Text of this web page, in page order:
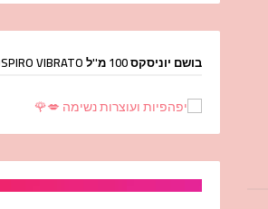
בושם יוניסקס 100 מ''ל SOSPIRO VIBRATO או דה פרפיום E.D.P